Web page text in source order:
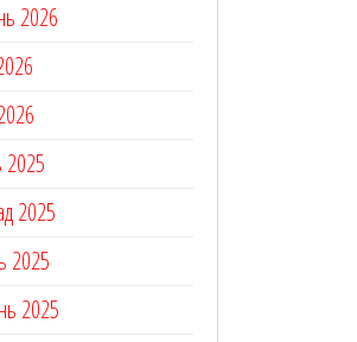
2026
2025
2025
2025
2025